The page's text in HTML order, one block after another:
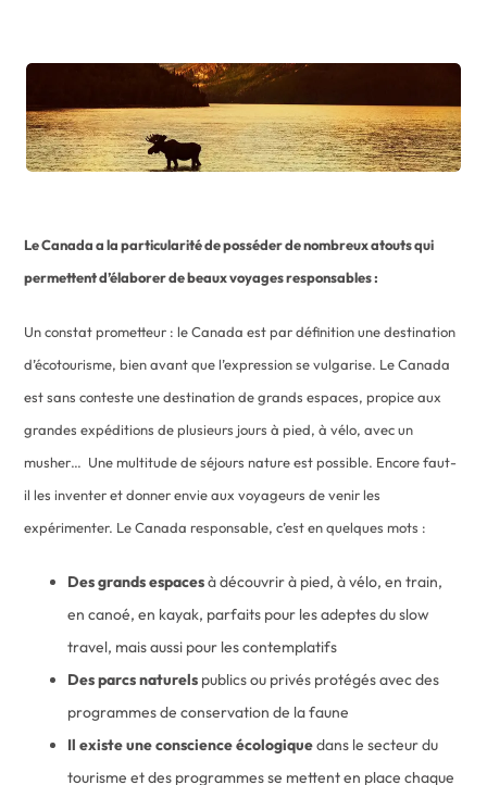
Le Canada a la particularité de posséder de nombreux atouts qui
permettent d’élaborer de beaux voyages responsables :
Un constat prometteur : le Canada est par définition une destination
d’écotourisme, bien avant que l’expression se vulgarise. Le Canada
est sans conteste une destination de grands espaces, propice aux
grandes expéditions de plusieurs jours à pied, à vélo, avec un
musher… Une multitude de séjours nature est possible. Encore faut-
il les inventer et donner envie aux voyageurs de venir les
expérimenter. Le Canada responsable, c’est en quelques mots :
Des grands espacesà découvrir à pied, à vélo, en train,
en canoé, en kayak, parfaits pour les adeptes du slow
travel, mais aussi pour les contemplatifs
Des parcs naturels publics ou privés protégés avec des
programmes de conservation de la faune
Il existe une conscience écologiquedans le secteur du
tourisme et des programmes se mettent en place chaque